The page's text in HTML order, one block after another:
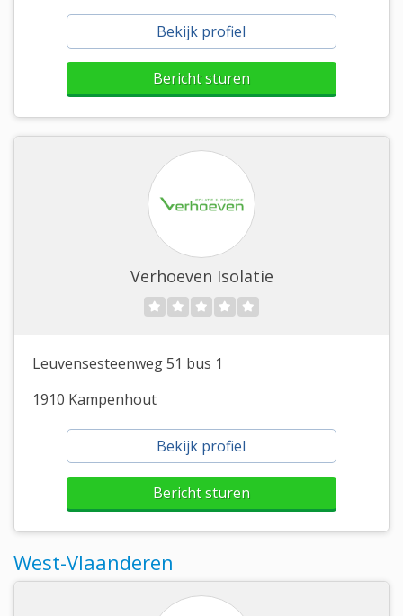
Bekijk profiel
Bericht sturen
Verhoeven Isolatie
Leuvensesteenweg 51 bus 1
1910 Kampenhout
Bekijk profiel
Bericht sturen
West-Vlaanderen